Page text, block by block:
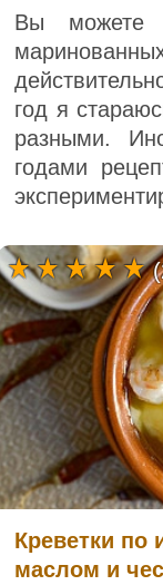
Вы можете
год я
разными.
годами
Креветки по
маслом и